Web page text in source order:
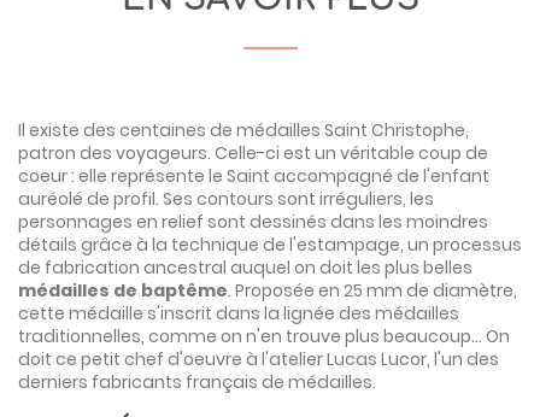
Il existe des centaines de médailles Saint Christophe,
patron des voyageurs. Celle-ci est un véritable coup de
coeur : elle représente le Saint accompagné de l'enfant
auréolé de profil. Ses contours sont irréguliers, les
personnages en relief sont dessinés dans les moindres
détails grâce à la technique de l'estampage, un processus
de fabrication ancestral auquel on doit les plus belles
médailles de baptême. Proposée en 25 mm de diamètre,
cette médaille s'inscrit dans la lignée des médailles
traditionnelles, comme on n'en trouve plus beaucoup... On
doit ce petit chef d'oeuvre à l'atelier Lucas Lucor, l'un des
derniers fabricants français de médailles.